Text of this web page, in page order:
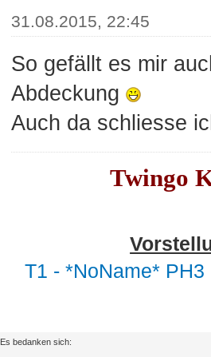
31.08.2015, 22:45
So gefällt es mir
Abdeckung
Auch da schliesse
Twingo
T1 - *NoName*
Es bedanken sich: